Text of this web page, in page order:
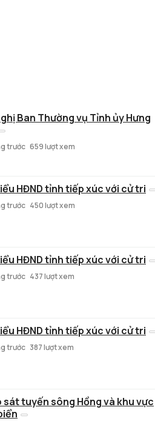
Ban Thường vụ Tỉnh ủy Hưng
trước 659 lượt xem
HĐND tỉnh tiếp xúc với cử tri
trước 450 lượt xem
HĐND tỉnh tiếp xúc với cử tri
trước 437 lượt xem
HĐND tỉnh tiếp xúc với cử tri
trước 387 lượt xem
sát tuyến sông Hồng và khu vực